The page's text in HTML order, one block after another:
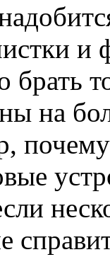
брать
на
почему